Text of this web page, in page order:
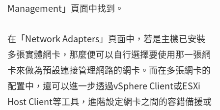
Management」頁面中找到。
在「Network Adapters」頁面中，若是主機已安裝
多張實體網卡，那麼便可以自行選擇要使用那一張網
卡來做為預設連接管理網路的網卡。而在多張網卡的
配置中，還可以進一步透過vSphere Client或ESXi
Host Client等工具，進階設定網卡之間的容錯備援或